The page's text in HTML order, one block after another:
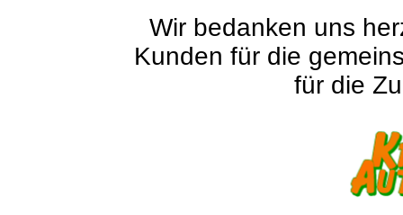
Wir bedanken uns
Kunden für die
für die